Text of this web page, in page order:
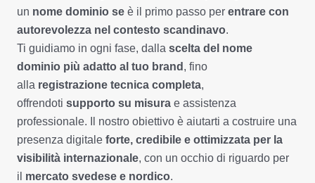
un nome dominio se è il primo passo per entrare con
autorevolezza nel contesto scandinavo.
Ti guidiamo in ogni fase, dalla scelta del nome
dominio più adatto al tuo brand , fino
alla registrazione tecnica completa,
offrendoti supporto su misura e assistenza
professionale. Il nostro obiettivo è aiutarti a costruire una
presenza digitale forte, credibile e ottimizzata per la
visibilità internazionale, con un occhio di riguardo per
il mercato svedese e nordico.